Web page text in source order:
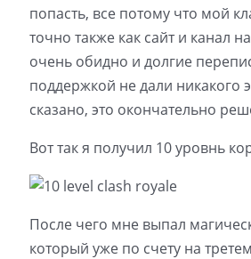
попасть, все потому что мой
точно также как сайт и канал
очень обидно и долгие
поддержкой не дали никакого
сказано, это окончательно
Вот так я получил 10 уровнь
После чего мне выпал
который уже по счету на